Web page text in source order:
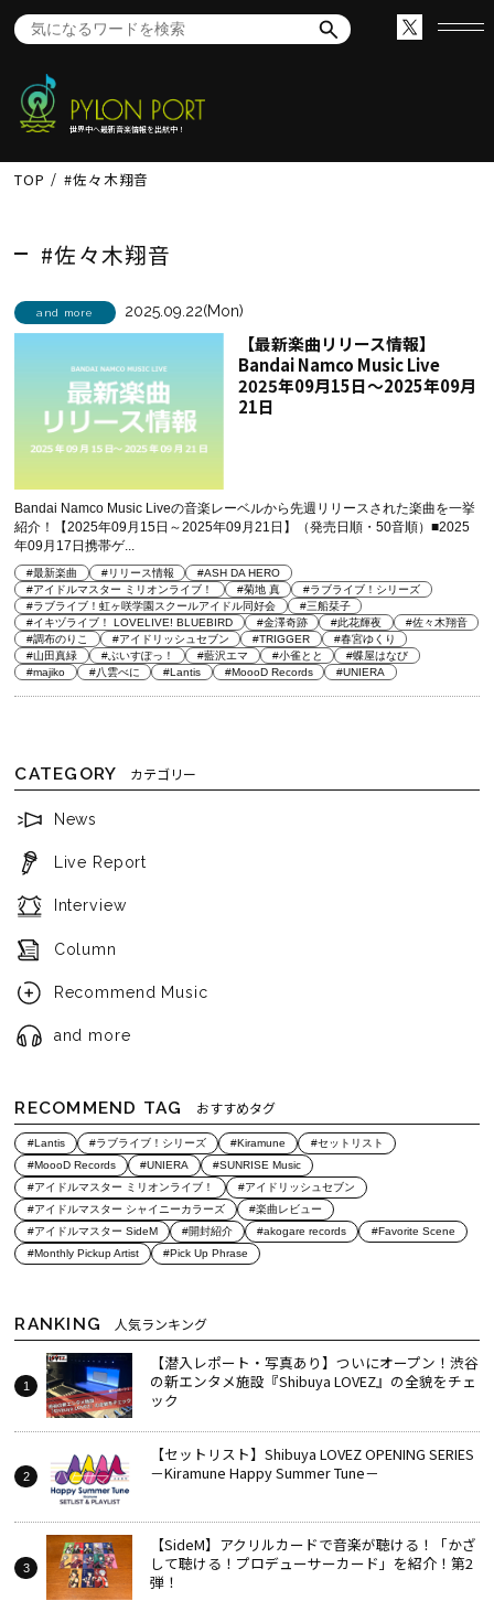
世界中へ最新音楽情報を出航中！
TOP #佐々木翔音
#佐々木翔音
and more 2025.09.22(Mon)
【最新楽曲リリース情報】
Bandai Namco Music Live
2025年09月15日～2025年09月
21日
Bandai Namco Music Liveの音楽レーベルから先週リリースされた楽曲を一挙
紹介！【2025年09月15日～2025年09月21日】（発売日順・50音順）■2025
年09月17日携帯ゲ...
#最新楽曲 #リリース情報
#ASH DA HERO
#アイドルマスター ミリオンライブ！
#菊地 真
#ラブライブ！シリーズ
#ラブライブ！虹ヶ咲学園スクールアイドル同好会
#三船栞子
#イキヅライブ！ LOVELIVE! BLUEBIRD
#金澤奇跡 #此花輝夜
#佐々木翔音
#調布のりこ
#アイドリッシュセブン #TRIGGER
#春宮ゆくり
#山田真緑
#ぶいすぽっ！ #藍沢エマ #小雀とと
#蝶屋はなび
#majiko
#八雲べに #Lantis #MoooD Records #UNIERA
CATEGORY カテゴリー
News
Live Report
Interview
Column
Recommend Music
and more
RECOMMEND TAG おすすめタグ
#Lantis #ラブライブ！シリーズ #Kiramune
#セットリスト
#MoooD Records
#UNIERA
#SUNRISE Music
#アイドルマスター ミリオンライブ！
#アイドリッシュセブン
#アイドルマスター シャイニーカラーズ
#楽曲レビュー
#アイドルマスター SideM
#開封紹介 #akogare records
#Favorite Scene
#Monthly Pickup Artist
#Pick Up Phrase
RANKING 人気ランキング
【潜入レポート・写真あり】ついにオープン！渋谷
の新エンタメ施設『Shibuya LOVEZ』の全貌をチェ
ック
【セットリスト】Shibuya LOVEZ OPENING SERIES
－Kiramune Happy Summer Tune－
【SideM】アクリルカードで音楽が聴ける！「かざ
して聴ける！プロデューサーカード」を紹介！第2
弾！